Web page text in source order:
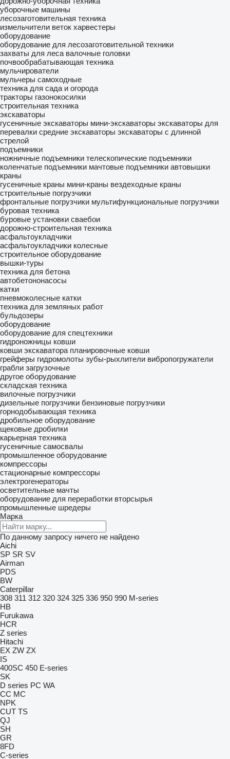
уборочные машины
лесозаготовительная техника
измельчители веток харвестеры
оборудование
оборудование для лесозаготовительной техники
захваты для леса валочные головки
почвообрабатывающая техника
мульчирователи
мульчеры самоходные
техника для сада и огорода
тракторы газонокосилки
строительная техника
экскаваторы
гусеничные экскаваторы мини-экскаваторы экскаваторы для
перевалки средние экскаваторы экскаваторы с длинной
стрелой
подъемники
ножничные подъемники телескопические подъемники
коленчатые подъемники мачтовые подъемники автовышки
краны
гусеничные краны мини-краны вездеходные краны
строительные погрузчики
фронтальные погрузчики мультифункциональные погрузчики
буровая техника
буровые установки сваебои
дорожно-строительная техника
асфальтоукладчики
асфальтоукладчики колесные
строительное оборудование
вышки-туры
техника для бетона
автобетононасосы
катки
пневмоколесные катки
техника для земляных работ
бульдозеры
оборудование
оборудование для спецтехники
гидроножницы ковши
ковши экскаватора планировочные ковши
грейферы гидромолоты зубы-рыхлители вибропогружатели
грабли загрузочные
другое оборудование
складская техника
вилочные погрузчики
дизельные погрузчики бензиновые погрузчики
горнодобывающая техника
дробильное оборудование
щековые дробилки
карьерная техника
гусеничные самосвалы
промышленное оборудование
компрессоры
стационарные компрессоры
электрогенераторы
осветительные мачты
оборудование для переработки вторсырья
промышленные шредеры
Марка
По данному запросу ничего не найдено
Aichi
SP SR SV
Airman
PDS
BW
Caterpillar
308 311 312 320 324 325 336 950 990 M-series
HB
Furukawa
HCR
Z series
Hitachi
EX ZW ZX
IS
400SC 450 E-series
SK
D series PC WA
CC MC
NPK
CUT TS
QJ
SH
GR
8FD
C-series